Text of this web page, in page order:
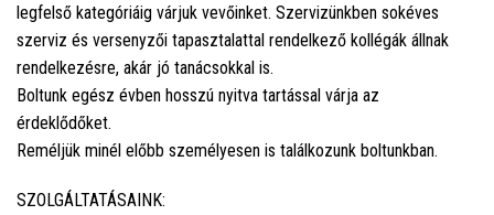
legfelső kategóriáig várjuk vevőinket. Szervizünkben sokéves
szerviz és versenyzői tapasztalattal rendelkező kollégák állnak
rendelkezésre, akár jó tanácsokkal is.
Boltunk egész évben hosszú nyitva tartással várja az
érdeklődőket.
Reméljük minél előbb személyesen is találkozunk boltunkban.
SZOLGÁLTATÁSAINK: